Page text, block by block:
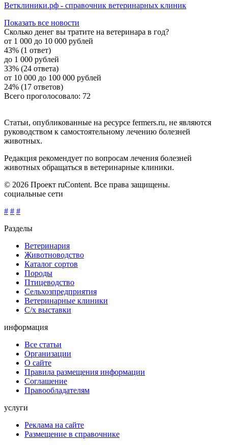
Ветклиники.рф - справочник ветеринарных клиник
Показать все новости
Сколько денег вы тратите на ветеринара в год?
от 1 000 до 10 000 рублей
43% (1 ответ)
до 1 000 рублей
33% (24 ответа)
от 10 000 до 100 000 рублей
24% (17 ответов)
Всего проголосовало: 72
Статьи, опубликованные на ресурсе fermers.ru, не являются
руководством к самостоятельному лечению болезней
животных.
Редакция рекомендует по вопросам лечения болезней
животных обращаться в ветеринарные клиники.
© 2026 Проект ruContent. Все права защищены.
социальные сети
# # #
Разделы
Ветеринария
Животноводство
Каталог сортов
Породы
Птицеводство
Сельхозпредприятия
Ветеринарные клиники
С/х выставки
информация
Все статьи
Организации
О сайте
Правила размещения информации
Соглашение
Правообладателям
услуги
Реклама на сайте
Размещение в справочнике